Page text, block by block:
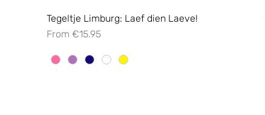
Tegeltje Limburg: Laef dien Laeve!
From€15.95
Sale Price